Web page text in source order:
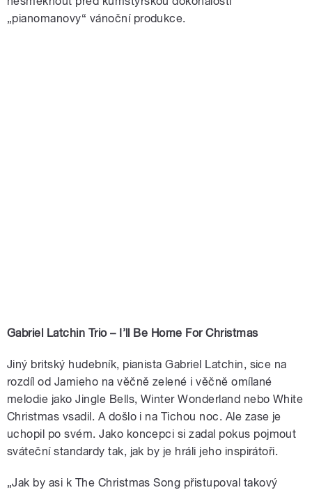
„pianomanovy“ vánoční produkce.
Gabriel Latchin Trio – I’ll Be Home For Christmas
Jiný britský hudebník, pianista Gabriel Latchin, sice na
rozdíl od Jamieho na věčně zelené i věčně omílané
melodie jako Jingle Bells, Winter Wonderland nebo White
Christmas vsadil. A došlo i na Tichou noc. Ale zase je
uchopil po svém. Jako koncepci si zadal pokus pojmout
sváteční standardy tak, jak by je hráli jeho inspirátoři.
„Jak by asi k The Christmas Song přistupoval takový